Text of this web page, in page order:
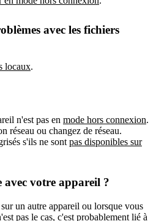
avec les fichiers
locaux.
n'est pas en mode hors connexion.
réseau ou changez de réseau.
s'ils ne sont pas disponibles sur
votre appareil ?
un autre appareil ou lorsque vous
pas le cas, c'est probablement lié à